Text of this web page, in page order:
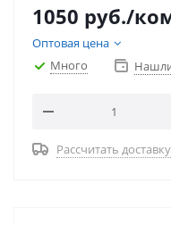
1050 руб./
Оптовая цена
Много
Рассчитать доставку